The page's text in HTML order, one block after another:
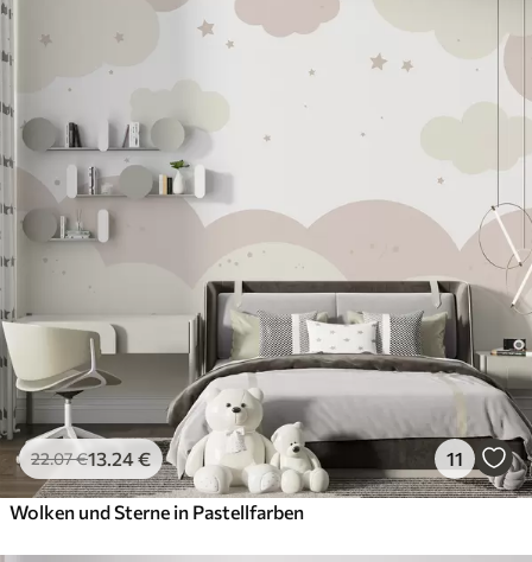
22.07€13 .24€ 11
Wolken und Sterne in Pastellfarben